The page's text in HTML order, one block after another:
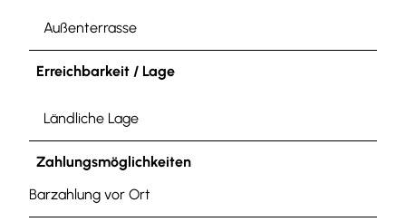
Außenterrasse
Erreichbarkeit / Lage
Ländliche Lage
Zahlungsmöglichkeiten
Barzahlung vor Ort